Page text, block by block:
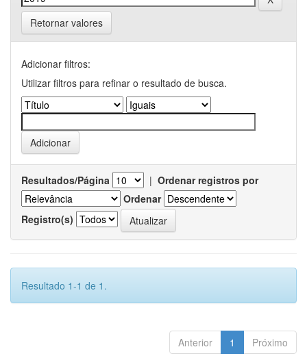
Retornar valores
Adicionar filtros:
Utilizar filtros para refinar o resultado de busca.
Resultados/Página | Ordenar registros por
Ordenar
Registro(s)
Resultado 1-1 de 1.
Anterior 1 Próximo